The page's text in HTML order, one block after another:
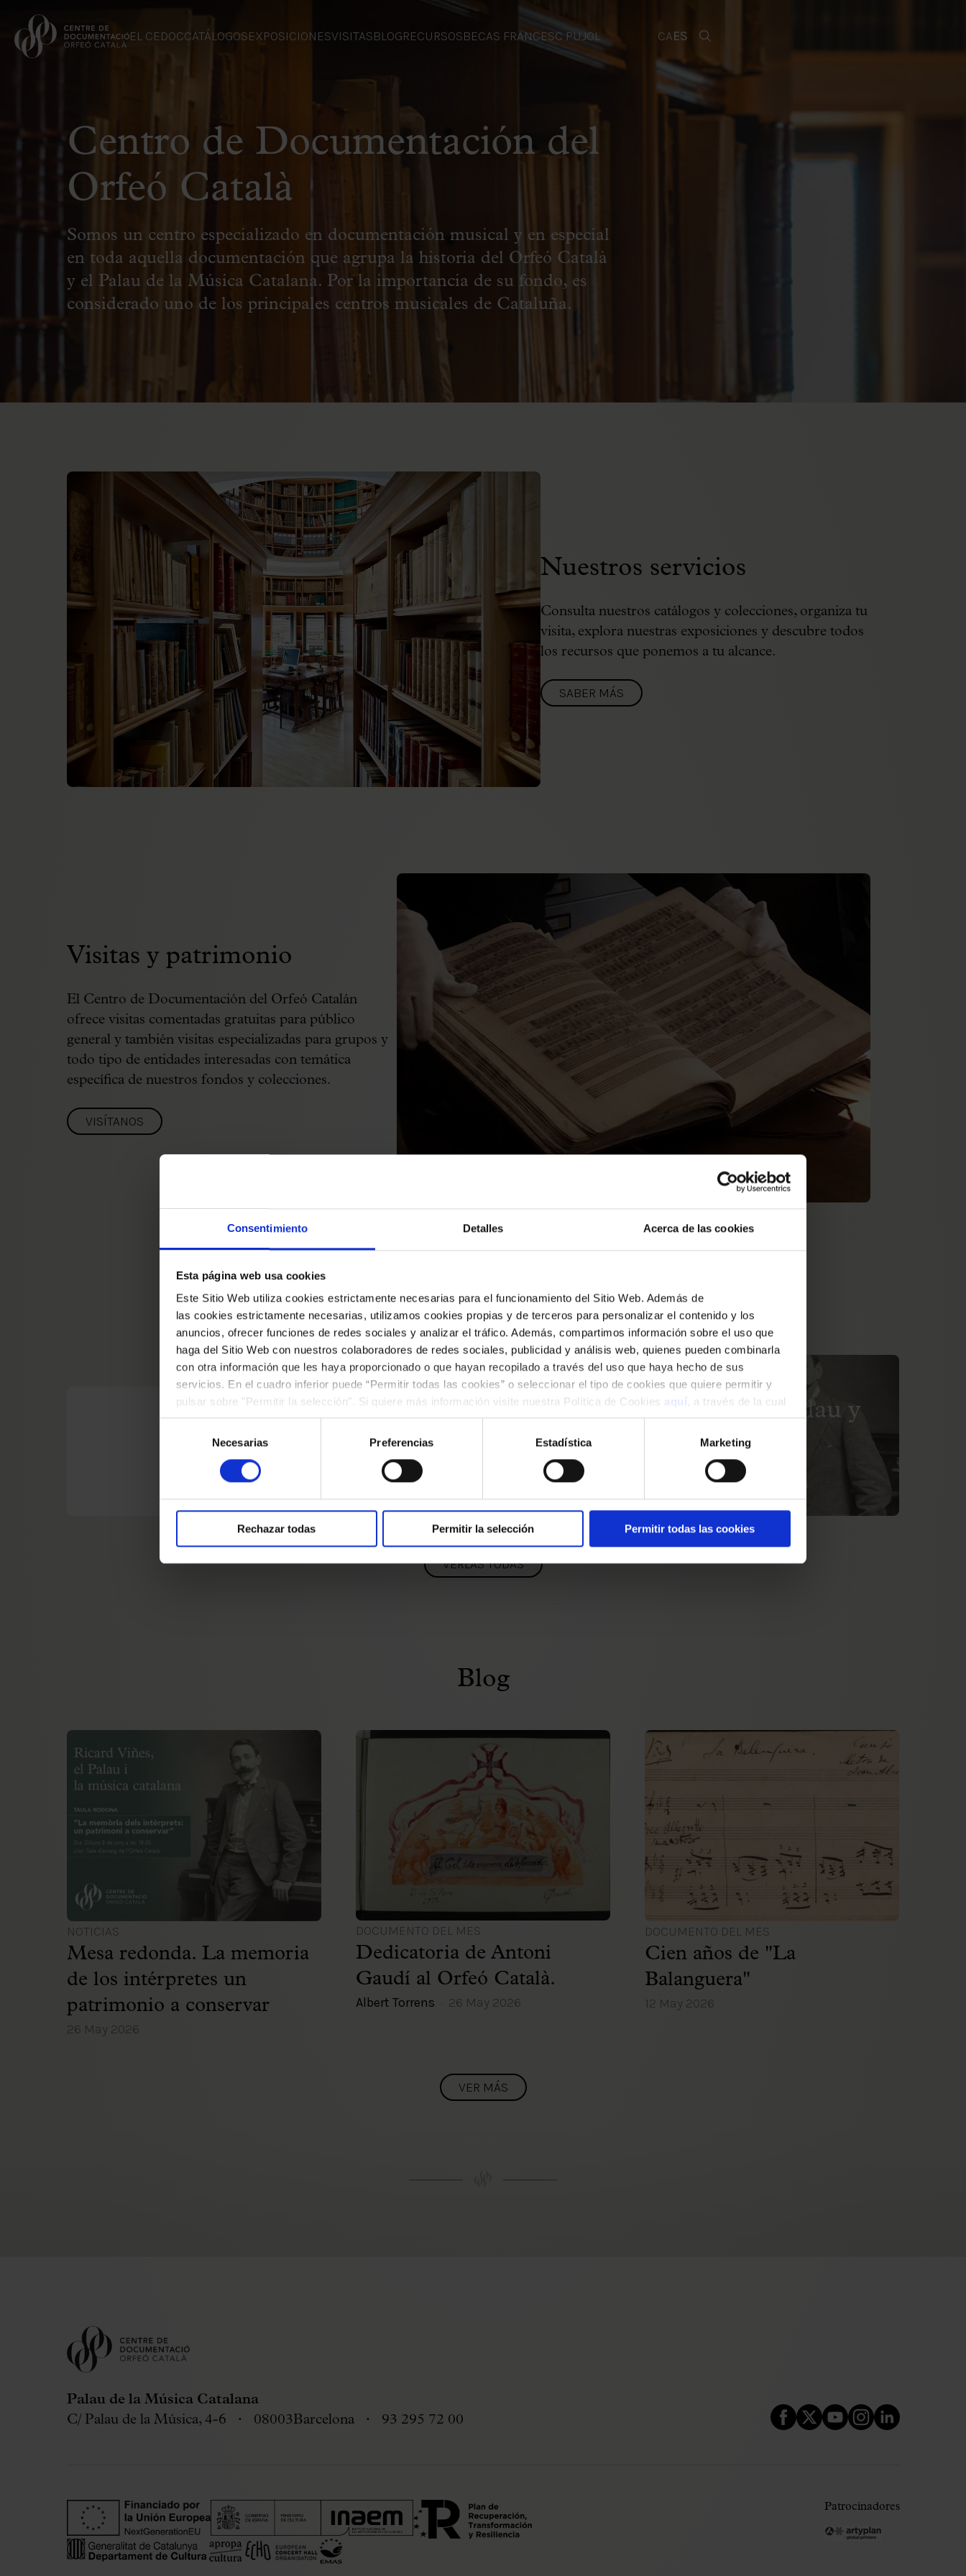
Consentimiento Detalles Acerca de las cookies
Esta página web usa cookies
Este Sitio Web utiliza cookies estrictamente necesarias para el funcionamiento del Sitio Web. Además de
las cookies estrictamente necesarias, utilizamos cookies propias y de terceros para personalizar el contenido y los
anuncios, ofrecer funciones de redes sociales y analizar el tráfico. Además, compartimos información sobre el uso que
haga del Sitio Web con nuestros colaboradores de redes sociales, publicidad y análisis web, quienes pueden combinarla
con otra información que les haya proporcionado o que hayan recopilado a través del uso que haya hecho de sus
servicios. En el cuadro inferior puede “Permitir todas las cookies” o seleccionar el tipo de cookies que quiere permitir y
pulsar sobre "Permitir la selección". Si quiere más información visite nuestra Política de Cookies aquí
, a través de la cual
podrá deshabilitar o configurar las cookies en cualquier momento.”.
consentimiento
Necesarias Preferencias Estadística Marketing
Rechazar todas Permitir la selección Permitir todas las cookies
EL CEDOCCATÁLOGOSEXPOSICIONESVISITASBLOGRECURSOSBECAS FRANCESC PUJOL CAES
Centro de Documentación del
Orfeó Català
Somos un centro especializado en documentación musical y en especial
en toda aquella documentación que agrupa la historia del Orfeó Català
y el Palau de la Música Catalana. Por la importancia de su fondo, es
considerado uno de los principales centros musicales de Cataluña.
Nuestros servicios
Consulta nuestros catálogos y colecciones, organiza tu
visita, explora nuestras exposiciones y descubre todos
los recursos que ponemos a tu alcance.
SABER MÁS
Visitas y patrimonio
El Centro de Documentación del Orfeó Catalán
ofrece visitas comentadas gratuitas para público
general y también visitas especializadas para grupos y
todo tipo de entidades interesadas con temática
específica de nuestros fondos y colecciones.
VISÍTANOS
Exposiciones
EXPOSICIÓN FUTURA
Robert Gerhard: del Palau al Mundo
Del 29 de octubre de 2026 al 7 de marzo de 2027
EXPOSICIÓN PASADA
Ricard Viñes, el Palau y
la música catalana
Del 10 de marzo al 20 de julio de 2026
VERLAS TODAS
Blog
NOTICIAS
Mesa redonda. La memoria
de los intérpretes un
patrimonio a conservar
26 May 2026
DOCUMENTO DEL MES
Dedicatoria de Antoni
Gaudí al Orfeó Català.
Albert Torrens 26 May 2026
DOCUMENTO DEL MES
Cien años de "La
Balanguera"
12 May 2026
VER MÁS
Palau de la Música Catalana
C/ Palau de la Música, 4-6
08003Barcelona 93 295 72 00
Patrocinadores